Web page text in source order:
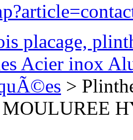
placage,
Acier inox
>
MOULUREE